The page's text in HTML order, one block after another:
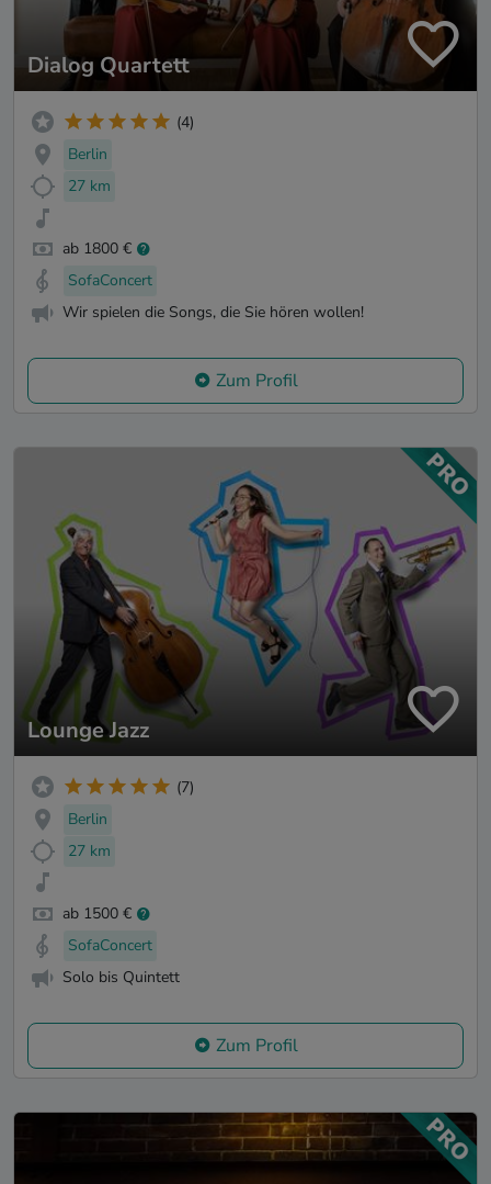
Dialog Quartett
(4)
Berlin
27 km
ab 1800 €
SofaConcert
Wir spielen die Songs, die Sie hören wollen!
Zum Profil
Lounge Jazz
(7)
Berlin
27 km
ab 1500 €
SofaConcert
Solo bis Quintett
Zum Profil